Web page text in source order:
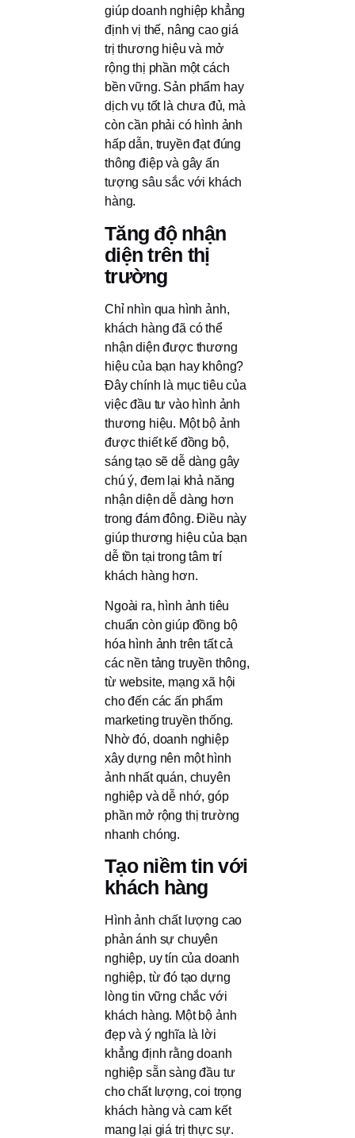
giúp doanh nghiệp khẳng
định vị thế, nâng cao giá
trị thương hiệu và mở
rộng thị phần một cách
bền vững. Sản phẩm hay
dịch vụ tốt là chưa đủ, mà
còn cần phải có hình ảnh
hấp dẫn, truyền đạt đúng
thông điệp và gây ấn
tượng sâu sắc với khách
hàng.
Tăng độ nhận
diện trên thị
trường
Chỉ nhìn qua hình ảnh,
khách hàng đã có thể
nhận diện được thương
hiệu của bạn hay không?
Đây chính là mục tiêu của
việc đầu tư vào hình ảnh
thương hiệu. Một bộ ảnh
được thiết kế đồng bộ,
sáng tạo sẽ dễ dàng gây
chú ý, đem lại khả năng
nhận diện dễ dàng hơn
trong đám đông. Điều này
giúp thương hiệu của bạn
dễ tồn tại trong tâm trí
khách hàng hơn.
Ngoài ra, hình ảnh tiêu
chuẩn còn giúp đồng bộ
hóa hình ảnh trên tất cả
các nền tảng truyền thông,
từ website, mạng xã hội
cho đến các ấn phẩm
marketing truyền thống.
Nhờ đó, doanh nghiệp
xây dựng nên một hình
ảnh nhất quán, chuyên
nghiệp và dễ nhớ, góp
phần mở rộng thị trường
nhanh chóng.
Tạo niềm tin với
khách hàng
Hình ảnh chất lượng cao
phản ánh sự chuyên
nghiệp, uy tín của doanh
nghiệp, từ đó tạo dựng
lòng tin vững chắc với
khách hàng. Một bộ ảnh
đẹp và ý nghĩa là lời
khẳng định rằng doanh
nghiệp sẵn sàng đầu tư
cho chất lượng, coi trọng
khách hàng và cam kết
mang lại giá trị thực sự.